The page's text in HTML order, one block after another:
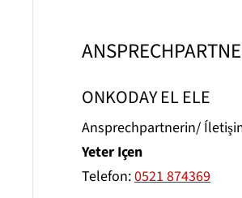
ONKODAY EL ELE
Ansprechpartnerin/
Yeter Içen
Telefon:0521 874369